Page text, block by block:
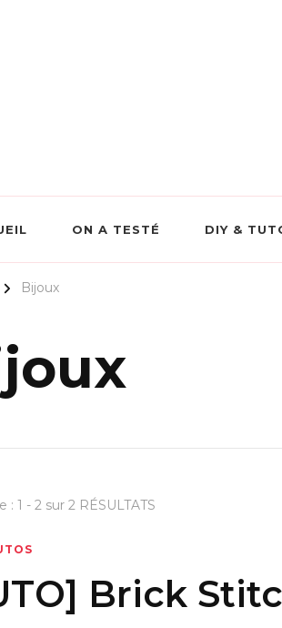
ON A TESTÉ DIY &
Bijoux
: 1 - 2 sur 2 RÉSULTATS
Brick